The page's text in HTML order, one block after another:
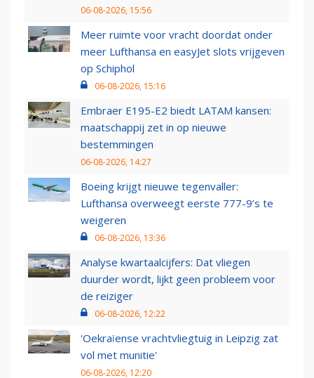
06-08-2026, 15:56
Meer ruimte voor vracht doordat onder
meer Lufthansa en easyJet slots vrijgeven
op Schiphol
06-08-2026, 15:16
Embraer E195-E2 biedt LATAM kansen:
maatschappij zet in op nieuwe
bestemmingen
06-08-2026, 14:27
Boeing krijgt nieuwe tegenvaller:
Lufthansa overweegt eerste 777-9’s te
weigeren
06-08-2026, 13:36
Analyse kwartaalcijfers: Dat vliegen
duurder wordt, lijkt geen probleem voor
de reiziger
06-08-2026, 12:22
'Oekraïense vrachtvliegtuig in Leipzig zat
vol met munitie'
06-08-2026, 12:20